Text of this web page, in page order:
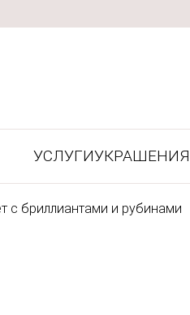
УСЛУГИУКРАШЕНИЯ
с бриллиантами и рубинами